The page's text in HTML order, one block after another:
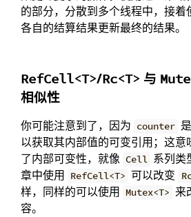
的部分，分散到多个线程中，接着
各自的结算结果更新最终的结果。
RefCell<T>/Rc<T> 与
相似性
你可能注意到了，因为 counter
以获取其内部值的可变引用；这意
了内部可变性，就像 Cell 系列类
章中使用 RefCell<T> 可以改变
样，同样的可以使用 Mutex<T> 来
容。